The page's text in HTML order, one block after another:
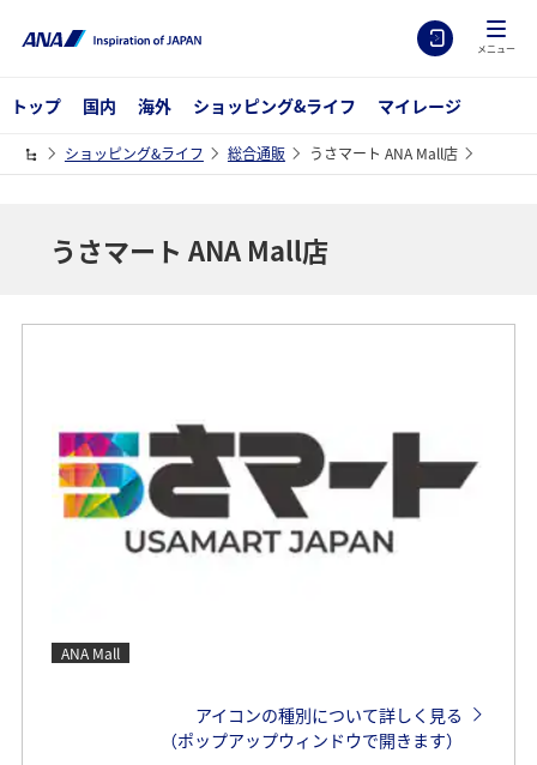
メニュー
トップ 国内 海外 ショッピング&ライフ マイレージ
ショッピング&ライフ 総合通販 うさマート ANA Mall店
うさマート ANA Mall店
ANA Mall
アイコンの種別について詳しく見る
（ポップアップウィンドウで開きます）